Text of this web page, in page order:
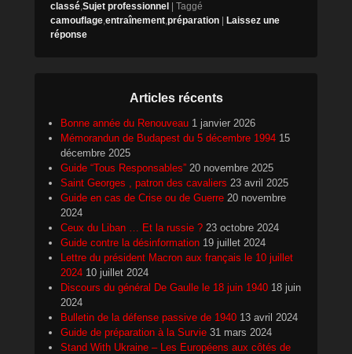
classé,Sujet professionnel
Taggé
camouflage,entraînement,préparation
Laissez une
réponse
Articles récents
Bonne année du Renouveau 1 janvier 2026
Mémorandun de Budapest du 5 décembre 1994 15
décembre 2025
Guide “Tous Responsables” 20 novembre 2025
Saint Georges , patron des cavaliers 23 avril 2025
Guide en cas de Crise ou de Guerre 20 novembre
2024
Ceux du Liban … Et la russie ? 23 octobre 2024
Guide contre la désinformation 19 juillet 2024
Lettre du président Macron aux français le 10 juillet
2024 10 juillet 2024
Discours du général De Gaulle le 18 juin 1940 18 juin
2024
Bulletin de la défense passive de 1940 13 avril 2024
Guide de préparation à la Survie 31 mars 2024
Stand With Ukraine – Les Européens aux côtés de